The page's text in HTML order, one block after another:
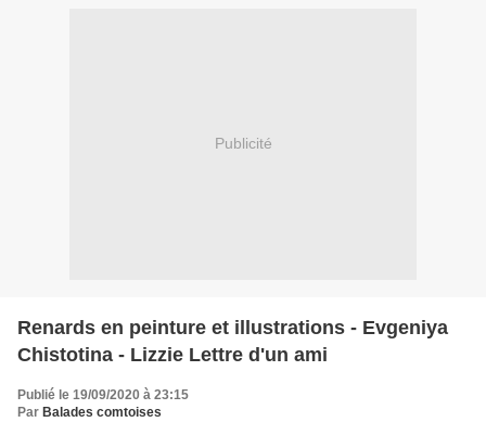
Publicité
Renards en peinture et illustrations - Evgeniya
Chistotina - Lizzie Lettre d'un ami
Publié le 19/09/2020 à 23:15
Par Balades comtoises